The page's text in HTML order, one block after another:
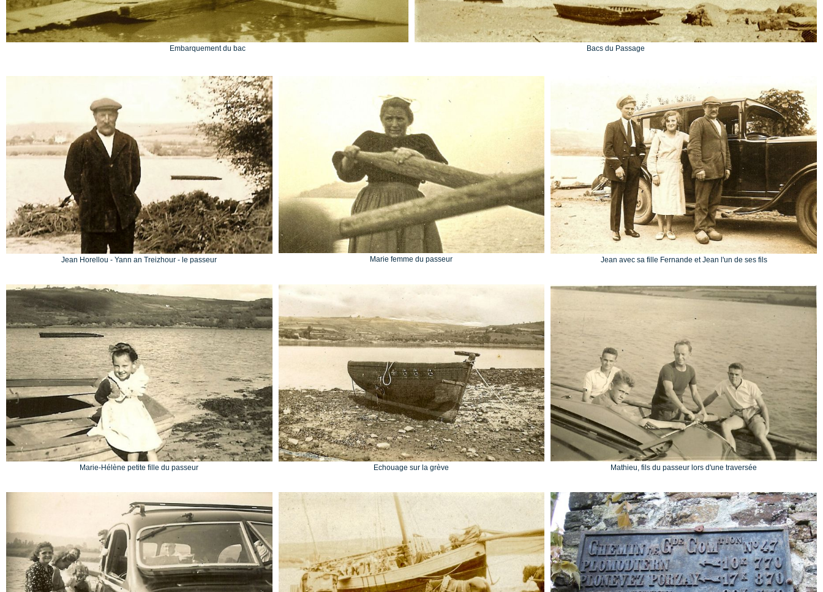
Embarquement du bac Bacs du Passage
Jean Horellou - Yann an Treizhour - le passeur Marie femme du passeur Jean avec sa fille Fernande et Jean l'un de ses fils
Marie-Hélène petite fille du passeur Echouage sur la grève Mathieu, fils du passeur lors d'une traversée